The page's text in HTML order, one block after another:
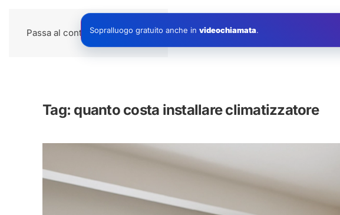
Passa al contenuto principale Impianti
Tag: quanto costa installare climatizzatore
Sopralluogo gratuito anche in videochiamata.